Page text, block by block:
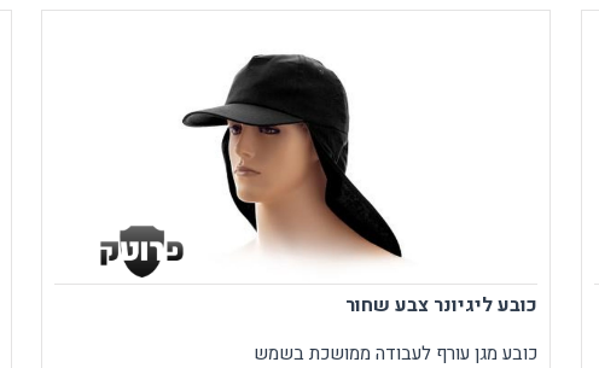
כובע ליגיונר צבע שחור
כובע מגן עורף לעבודה ממושכת בשמש